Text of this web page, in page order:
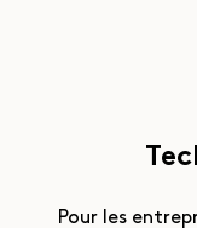
Pour les